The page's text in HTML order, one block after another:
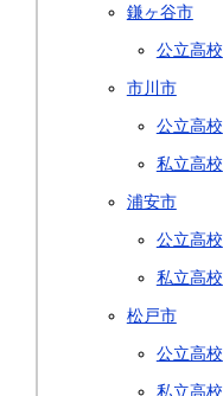
鎌ヶ谷市
公立高校
市川市
公立高校
私立高校
浦安市
公立高校
私立高校
松戸市
公立高校
私立高校